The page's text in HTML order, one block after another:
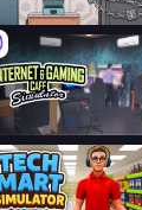
Cube Stories: Escape